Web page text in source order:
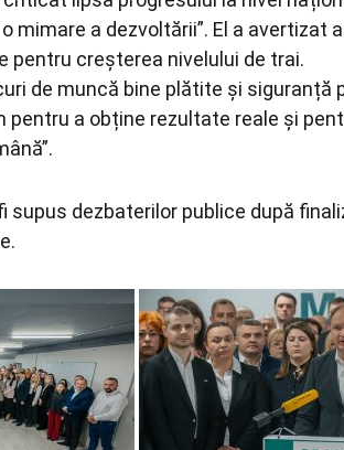
mimare a dezvoltării”. El a
pentru creșterea nivelului de trai.
de muncă bine plătite și siguranță
pentru a obține rezultate reale și
supus dezbaterilor publice după